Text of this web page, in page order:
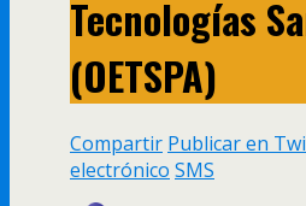
Tecnologías
(OETSPA)
Compartir Publicar en
electrónico SMS